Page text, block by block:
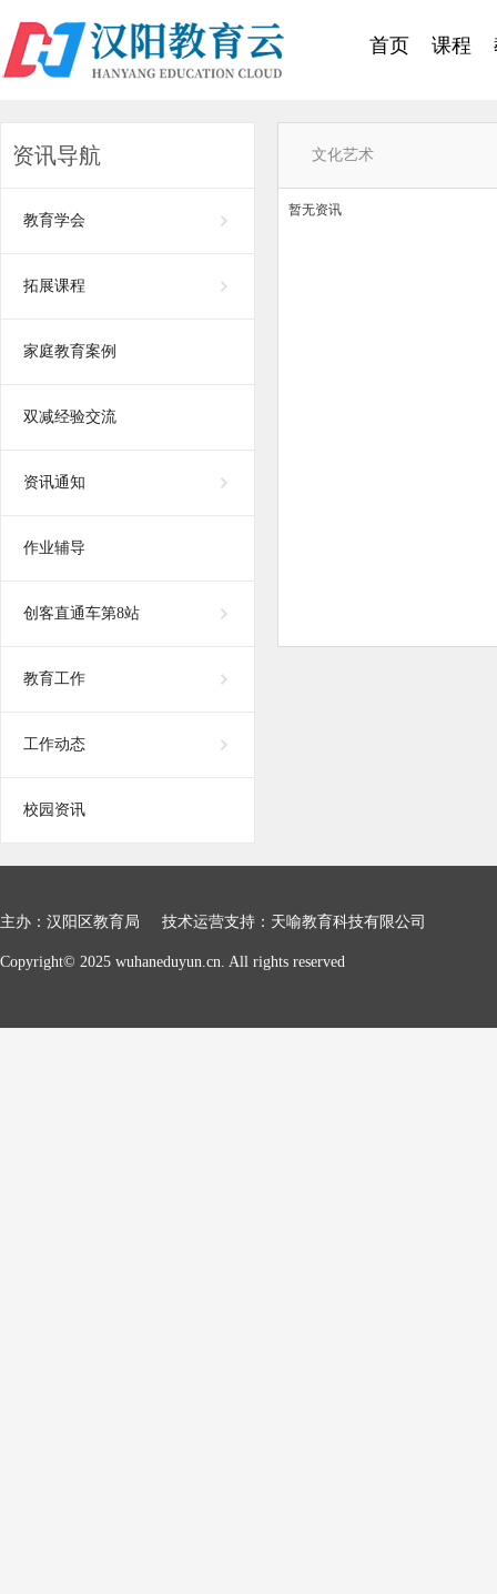
首页 课程
资讯导航
教育学会
拓展课程
家庭教育案例
双减经验交流
资讯通知
作业辅导
创客直通车第8站
教育工作
工作动态
校园资讯
文化艺术
暂无资讯
主办：汉阳区教育局 技术运营支持：天喻教育科技有限公司
Copyright© 2025 wuhaneduyun.cn. All rights reserved